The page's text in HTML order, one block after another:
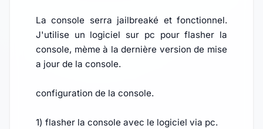
La console serra jailbreaké et fonctionnel.
J'utilise un logiciel sur pc pour flasher la
console, mème à la dernière version de mise
a jour de la console.
configuration de la console.
1) flasher la console avec le logiciel via pc.